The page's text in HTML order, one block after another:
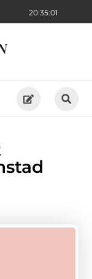
20:35:03